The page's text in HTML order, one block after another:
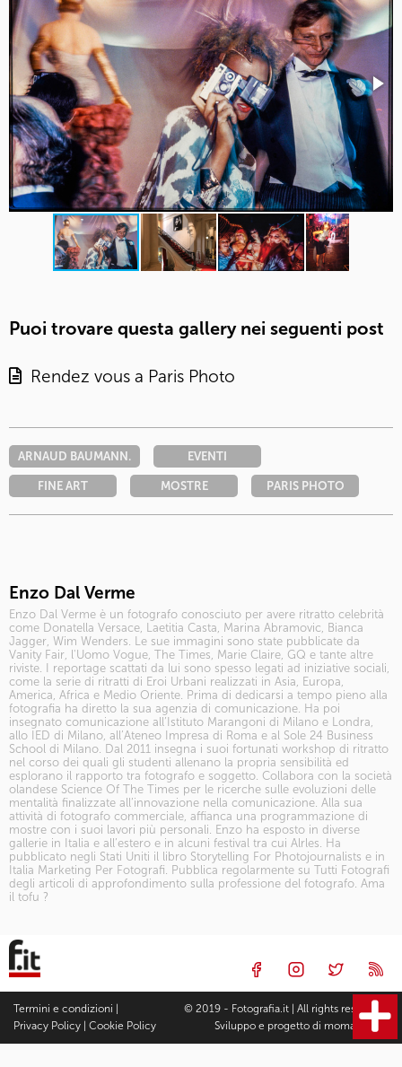
Puoi trovare questa gallery nei seguenti post
Rendez vous a Paris Photo
ARNAUD BAUMANN. EVENTI
FINE ART MOSTRE PARIS PHOTO
Enzo Dal Verme
Enzo Dal Verme è un fotografo conosciuto per avere ritratto celebrità
come Donatella Versace, Laetitia Casta, Marina Abramovic, Bianca
Jagger, Wim Wenders. Le sue immagini sono state pubblicate da
Vanity Fair, l'Uomo Vogue, The Times, Marie Claire, GQ e tante altre
riviste. I reportage scattati da lui sono spesso legati ad iniziative sociali,
come la serie di ritratti di Eroi Urbani realizzati in Asia, Europa,
America, Africa e Medio Oriente. Prima di dedicarsi a tempo pieno alla
fotografia ha diretto la sua agenzia di comunicazione. Ha poi
insegnato comunicazione all’Istituto Marangoni di Milano e Londra,
allo IED di Milano, all’Ateneo Impresa di Roma e al Sole 24 Business
School di Milano. Dal 2011 insegna i suoi fortunati workshop di ritratto
nel corso dei quali gli studenti allenano la propria sensibilità ed
esplorano il rapporto tra fotografo e soggetto. Collabora con la società
olandese Science Of The Times per le ricerche sulle evoluzioni delle
mentalità finalizzate all’innovazione nella comunicazione. Alla sua
attività di fotografo commerciale, affianca una programmazione di
mostre con i suoi lavori più personali. Enzo ha esposto in diverse
gallerie in Italia e all’estero e in alcuni festival tra cui Alrles. Ha
pubblicato negli Stati Uniti il libro Storytelling For Photojournalists e in
Italia Marketing Per Fotografi. Pubblica regolarmente su Tutti Fotografi
degli articoli di approfondimento sulla professione del fotografo. Ama
il tofu ?
Termini e condizioni
Privacy Policy
Cookie Policy
© 2019 - Fotografia.it | All rights reserved |
Sviluppo e progetto di moma Studio